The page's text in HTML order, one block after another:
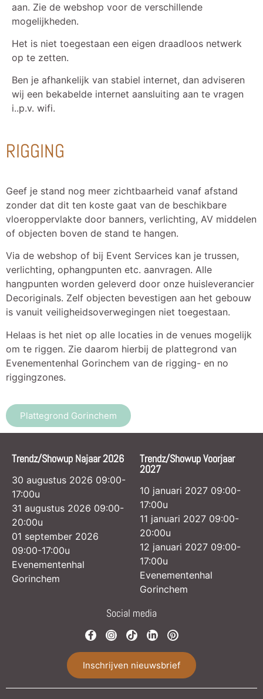
aan. Zie de webshop voor de verschillende
mogelijkheden.
Het is niet toegestaan een eigen draadloos netwerk
op te zetten.
Ben je afhankelijk van stabiel internet, dan adviseren
wij een bekabelde internet aansluiting aan te vragen
i..p.v. wifi.
RIGGING
Geef je stand nog meer zichtbaarheid vanaf afstand
zonder dat dit ten koste gaat van de beschikbare
vloeroppervlakte door banners, verlichting, AV middelen
of objecten boven de stand te hangen.
Via de webshop of bij Event Services kan je trussen,
verlichting, ophangpunten etc. aanvragen. Alle
hangpunten worden geleverd door onze huisleverancier
Decoriginals. Zelf objecten bevestigen aan het gebouw
is vanuit veiligheidsoverwegingen niet toegestaan.
Helaas is het niet op alle locaties in de venues mogelijk
om te riggen. Zie daarom hierbij de plattegrond van
Evenementenhal Gorinchem van de rigging- en no
riggingzones.
Plattegrond Gorinchem
Trendz/Showup Najaar 2026
30 augustus 2026 09:00-
17:00u
31 augustus 2026 09:00-
20:00u
01 september 2026
09:00-17:00u
Evenementenhal
Gorinchem
Trendz/Showup Voorjaar
2027
10 januari 2027 09:00-
17:00u
11 januari 2027 09:00-
20:00u
12 januari 2027 09:00-
17:00u
Evenementenhal
Gorinchem
Social media
Inschrijven nieuwsbrief